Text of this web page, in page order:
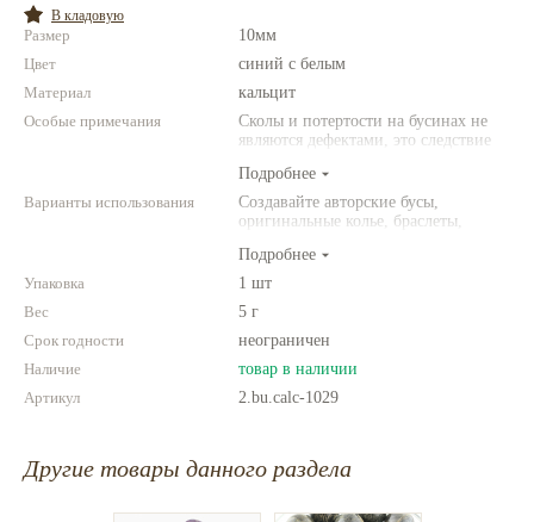
Проволока
Натуральные камни
Каталог
Фотофорум
В кладовую
Размер
10мм
Цвет
синий с белым
Материал
кальцит
Особые примечания
Сколы и потертости на бусинах не
являются дефектами, это следствие
природного камня. Цвет и размер
товара может отличаться от
представленных на фото.
Подробнее
Варианты использования
Создавайте авторские бусы,
оригинальные колье, браслеты,
Комбинируйте различные цвета и
размеры. Фантазируйте!
Подробнее
Упаковка
1 шт
Вес
5 г
Срок годности
неограничен
Наличие
товар в наличии
Артикул
2.bu.calc-1029
Другие товары данного раздела